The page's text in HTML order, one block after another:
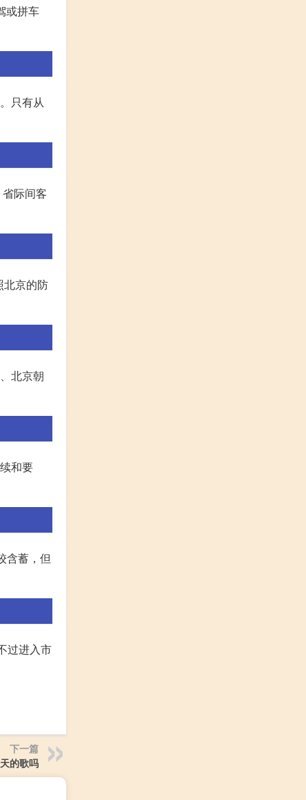
或拼车
只有从
际间客
北京的防
北京朝
和要
含蓄，但
过进入市
下一篇
的歌吗